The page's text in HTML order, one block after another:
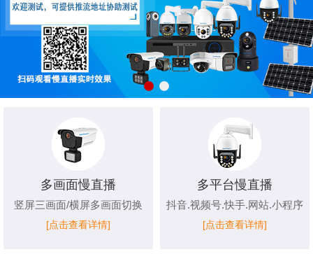
多画面慢直播
竖屏三画面/横屏多画面切换
[点击查看详情]
多平台慢直播
抖音.视频号.快手.网站.小程序
[点击查看详情]